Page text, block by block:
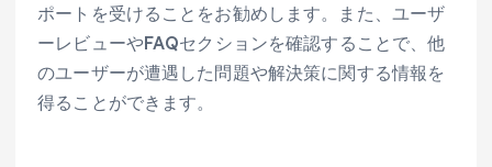
ポートを受けることをお勧めします。また、ユーザ
ーレビューやFAQセクションを確認することで、他
のユーザーが遭遇した問題や解決策に関する情報を
得ることができます。